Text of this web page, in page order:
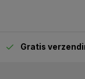
Gratis